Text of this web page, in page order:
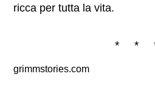
ricca per tutta la vita.
* *
grimmstories.com